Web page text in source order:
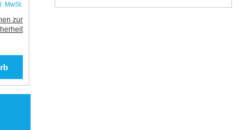
MwSt.
zur